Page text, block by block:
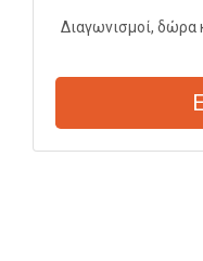
Διαγωνισμοί, δώρα